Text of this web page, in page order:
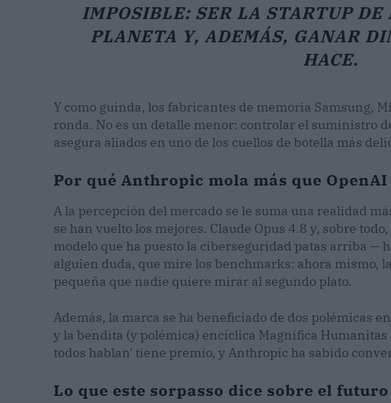
IMPOSIBLE: SER LA STARTUP
PLANETA Y, ADEMÁS, GANAR
HACE.
Y como guinda, los fabricantes de memoria Samsung,
ronda. No es un detalle menor: controlar el suministro
asegura aliados en uno de los cuellos de botella más
Por qué Anthropic mola más que
A la percepción del mercado se le suma una realidad
se han vuelto los mejores. Claude Opus 4.8 y, sobre
modelo que ha puesto la ciberseguridad patas arriba —
alguien duda, que mire los benchmarks: ahora mismo,
pequeña que nadie quiere mirar al segundo plato.
Además, la marca se ha beneficiado de dos polémicas
y la bendita (y polémica) encíclica Magnifica Humanitas
todos hablan' tiene premio, y Anthropic ha sabido
Lo que este sorpasso dice sobre el